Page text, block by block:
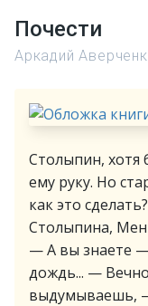
Почести
Аркадий
Столыпин, хотя
ему руку. Но
как это
Столыпина,
— А вы знаете
дождь... —
выдумываешь,